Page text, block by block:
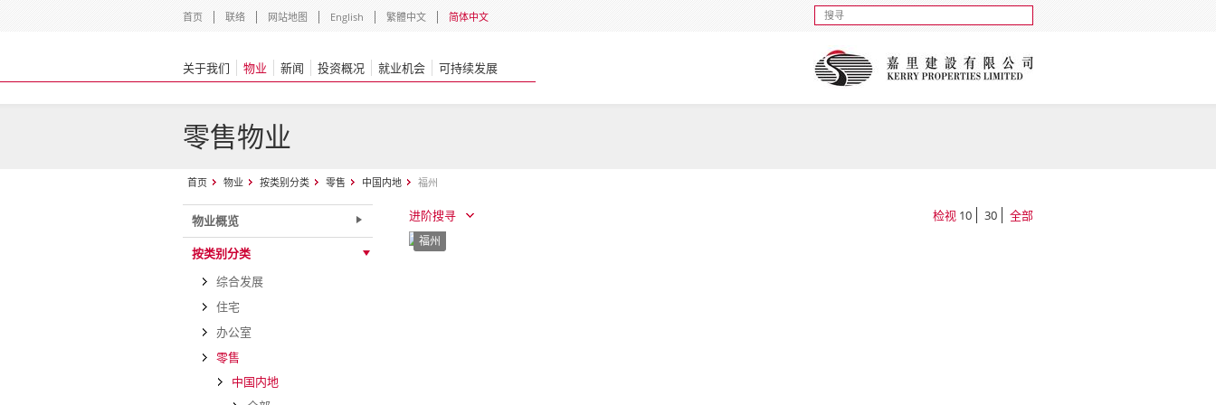
首页 联络 网站地图 English 繁體中文 简体中文
关于我们 物业 新闻 投资概况 就业机会 可持续发展
零售物业
首页 物业 按类别分类 零售 中国内地 福州
进阶搜寻 检视 10 30 全部
福州
物业概览
按类别分类
综合发展
住宅
办公室
零售
中国内地